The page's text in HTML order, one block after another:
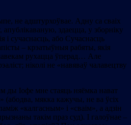
не адштурхоўвае. Адну са сваіх
здаецца, у зборніку
сучаснасць, або Сучаснасць
– крэатыўныя рабяты, якія
рухацца ўперад… Але
ніколі не «навяваў чалавецтву
ды Іофе мне стаяць няёмка нават
(абодва, мякка кажучы, не ва ўсіх
«калгасным» і «сваім», а адзін
такім праз суд). І галоўнае –